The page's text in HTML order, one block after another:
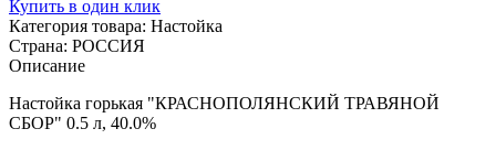
Купить в один клик
Категория товара: Настойка
Страна: РОССИЯ
Описание
Настойка горькая "КРАСНОПОЛЯНСКИЙ ТРАВЯНОЙ
СБОР" 0.5 л, 40.0%